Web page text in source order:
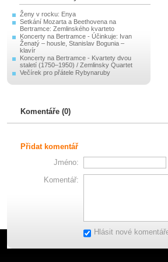
Ženy v rocku: Enya
Setkání Mozarta a Beethovena na
Bertramce: Zemlinského kvarteto
Koncerty na Bertramce - Účinkuje: Ivan
Ženatý – housle, Stanislav Bogunia –
klavír
Koncerty na Bertramce - Kvartety dvou
staletí (1750–1950) / Zemlinsky Quartet
Večírek pro přátele Rybynaruby
Komentáře (0)
Přidat komentář
Jméno:
Komentář:
Hlásit nové